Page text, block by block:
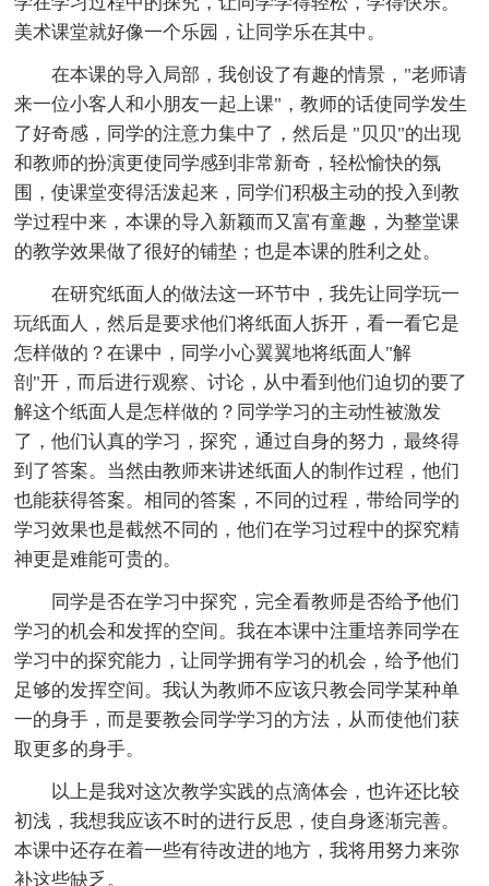
美术课堂就好像一个乐园，让同学乐在其中。
在本课的导入局部，我创设了有趣的情景，"老师请
来一位小客人和小朋友一起上课"，教师的话使同学发生
了好奇感，同学的注意力集中了，然后是 "贝贝"的出现
和教师的扮演更使同学感到非常新奇，轻松愉快的氛
围，使课堂变得活泼起来，同学们积极主动的投入到教
学过程中来，本课的导入新颖而又富有童趣，为整堂课
的教学效果做了很好的铺垫；也是本课的胜利之处。
在研究纸面人的做法这一环节中，我先让同学玩一
玩纸面人，然后是要求他们将纸面人拆开，看一看它是
怎样做的？在课中，同学小心翼翼地将纸面人"解
剖"开，而后进行观察、讨论，从中看到他们迫切的要了
解这个纸面人是怎样做的？同学学习的主动性被激发
了，他们认真的学习，探究，通过自身的努力，最终得
到了答案。当然由教师来讲述纸面人的制作过程，他们
也能获得答案。相同的答案，不同的过程，带给同学的
学习效果也是截然不同的，他们在学习过程中的探究精
神更是难能可贵的。
同学是否在学习中探究，完全看教师是否给予他们
学习的机会和发挥的空间。我在本课中注重培养同学在
学习中的探究能力，让同学拥有学习的机会，给予他们
足够的发挥空间。我认为教师不应该只教会同学某种单
一的身手，而是要教会同学学习的方法，从而使他们获
取更多的身手。
以上是我对这次教学实践的点滴体会，也许还比较
初浅，我想我应该不时的进行反思，使自身逐渐完善。
本课中还存在着一些有待改进的地方，我将用努力来弥
补这些缺乏。